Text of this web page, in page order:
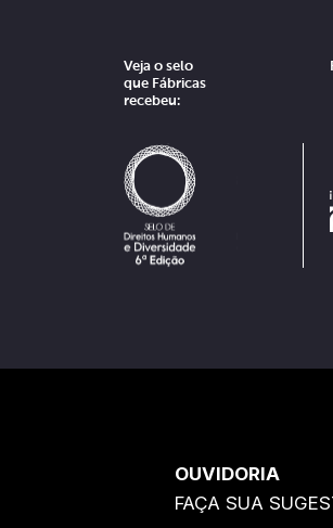
Veja o selo
que Fábricas
recebeu:
OUVIDORIA
FAÇA SUA